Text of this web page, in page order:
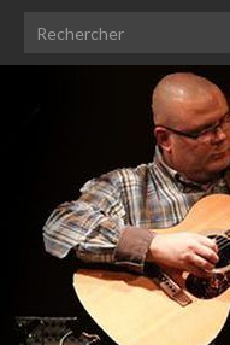
Search for: